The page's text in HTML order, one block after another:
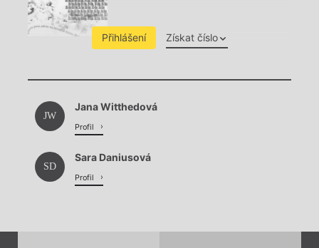
Přihlášení Získat číslo
Chviličku.
Načítá se.
JW
Jana Witthedová
Profil
SD
Sara Daniusová
Profil